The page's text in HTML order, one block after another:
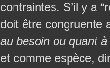
contraintes. S’il y a
doit être congruente
au besoin ou quant à
et comme espèce,